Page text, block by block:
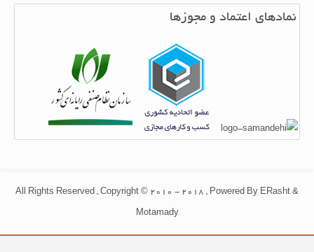
نمادهای اعتماد و مجوزها
All Rights Reserved , Copyright © 2010 - 2018 , Powered By ERasht &
Motamady